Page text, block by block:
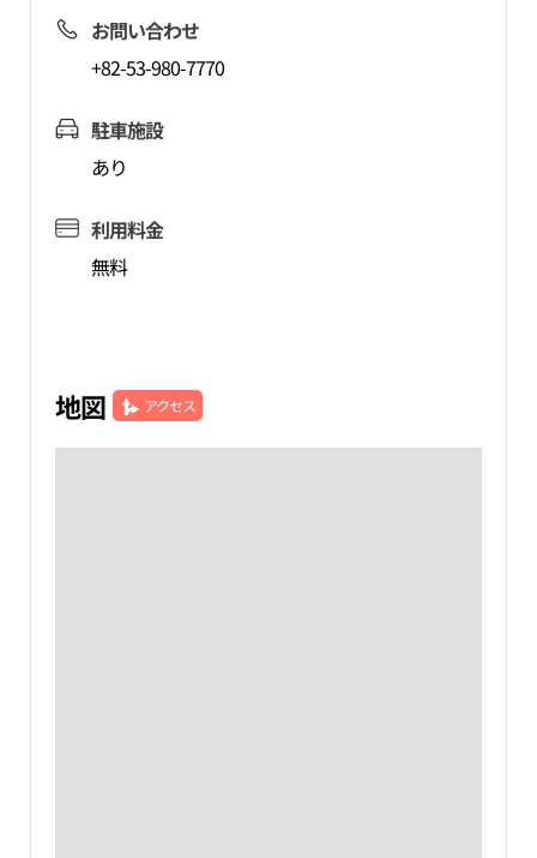
お問い合わせ
+82-53-980-7770
駐車施設
あり
利用料金
無料
地図 アクセス